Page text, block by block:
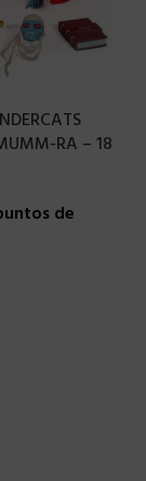
RA – 18
de